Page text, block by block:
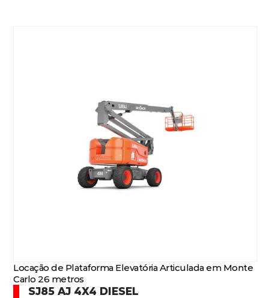
Locação de Plataforma Elevatória Articulada em Monte
Carlo 26 metros
SJ85 AJ 4X4 DIESEL